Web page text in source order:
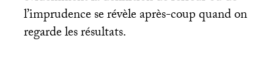
l’imprudence se révèle après-coup quand on
regarde les résultats.